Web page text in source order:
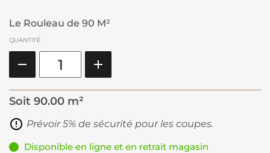
Le Rouleau de 90 M²
QUANTITÉ
Soit 90.00 m²
Prévoir 5% de sécurité pour les coupes.
Disponible en ligne et en retrait magasin